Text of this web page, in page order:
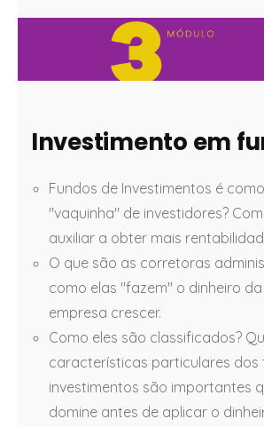
Investimento em
Fundos de Investimentos é
"vaquinha" de investidores?
auxiliar a obter mais
O que são as corretoras
como elas "fazem" o dinheiro
empresa crescer.
Como eles são classificados?
características particulares dos
investimentos são importantes
domine antes de aplicar o